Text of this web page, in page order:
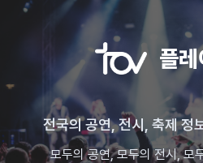
플
전국의 공연, 전시, 축제 정
모두의 공연, 모두의 전시, 모